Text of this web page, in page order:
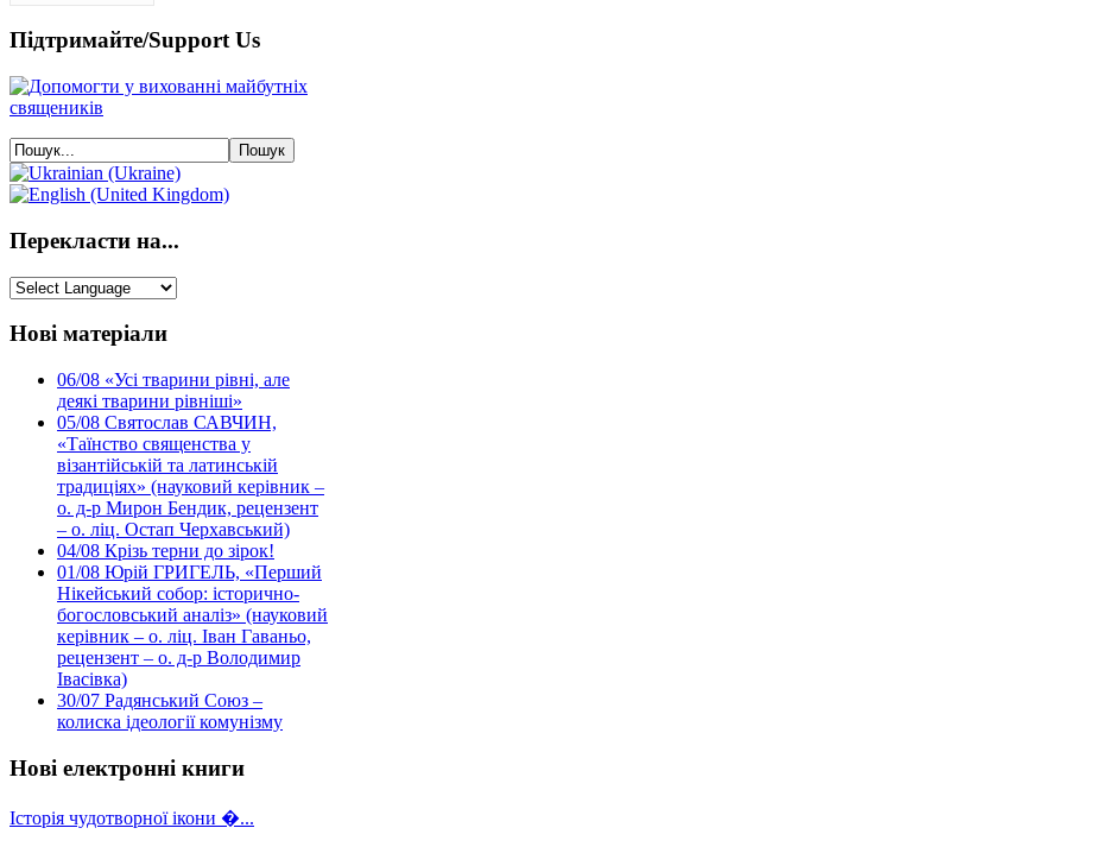
Підтримайте/Support Us
Перекласти на...
Нові матеріали
06/08 «Усі тварини рівні, але
деякі тварини рівніші»
05/08 Святослав САВЧИН,
«Таїнство священства у
візантійській та латинській
традиціях» (науковий керівник –
о. д-р Мирон Бендик, рецензент
– о. ліц. Остап Черхавський)
04/08 Крізь терни до зірок!
01/08 Юрій ГРИГЕЛЬ, «Перший
Нікейський собор: історично-
богословський аналіз» (науковий
керівник – о. ліц. Іван Гаваньо,
рецензент – о. д-р Володимир
Івасівка)
30/07 Радянський Союз –
колиска ідеології комунізму
Нові електронні книги
Історія чудотворної ікони �...